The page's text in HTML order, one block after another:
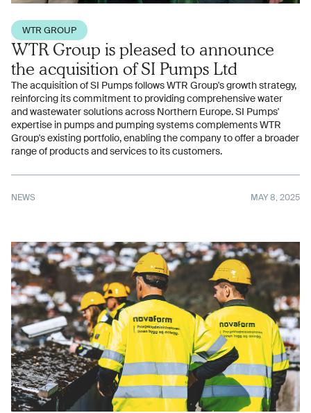
WTR GROUP
WTR Group is pleased to announce
the acquisition of SI Pumps Ltd
The acquisition of SI Pumps follows WTR Group's growth strategy,
reinforcing its commitment to providing comprehensive water
and wastewater solutions across Northern Europe. SI Pumps'
expertise in pumps and pumping systems complements WTR
Group's existing portfolio, enabling the company to offer a broader
range of products and services to its customers.
NEWS MAY 8, 2025